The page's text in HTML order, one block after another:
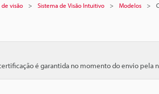
de visão Sistema de Visão Intuitivo Modelos
é garantida no momento do envio pela